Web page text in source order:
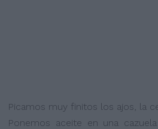
Picamos muy finitos los ajos, la
Ponemos aceite en una